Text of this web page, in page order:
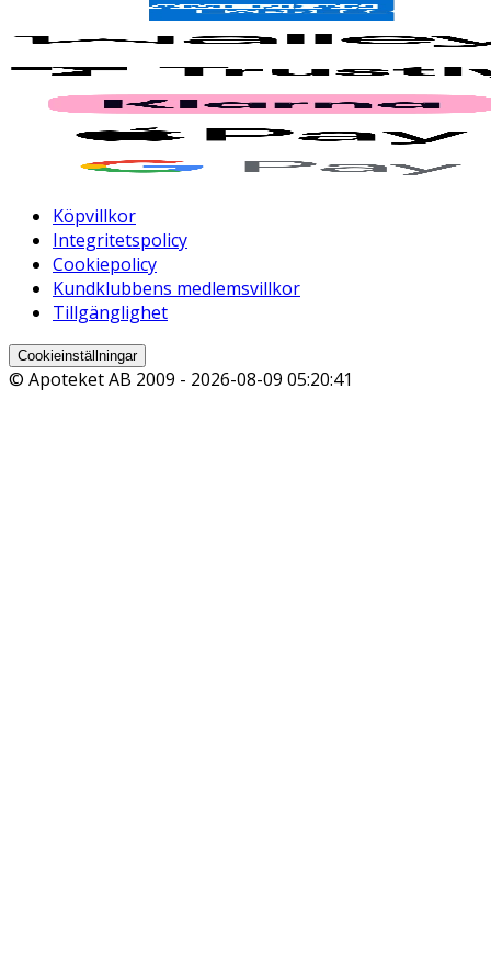
Köpvillkor
Integritetspolicy
Cookiepolicy
Kundklubbens medlemsvillkor
Tillgänglighet
Cookieinställningar
© Apoteket AB 2009 - 2026-08-09 05:20:41